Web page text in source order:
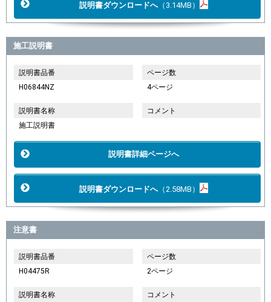
説明書ダウンロードへ（3.14MB）
施工説明書
説明書品番
H06844NZ
ページ数
4ページ
説明書名称
施工説明書
コメント
説明書詳細ページへ
説明書ダウンロードへ（2.58MB）
注意書
説明書品番
H04475R
ページ数
2ページ
説明書名称
コメント